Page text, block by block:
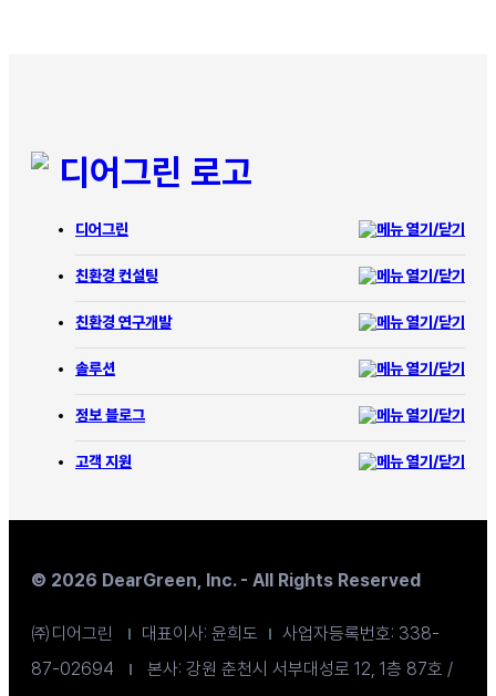
디어그린
친환경 컨설팅
친환경 연구개발
솔루션
정보 블로그
고객 지원
© 2026 DearGreen, Inc. - All Rights Reserved
㈜디어그린 대표이사: 윤희도
사업자등록번호: 338-
87-02694
본사: 강원 춘천시 서부대성로 12, 1층 87호 /